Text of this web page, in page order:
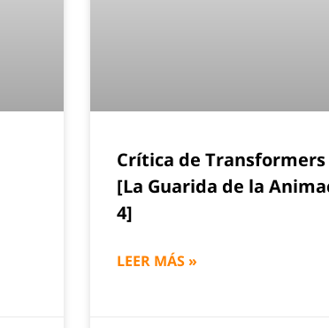
Crítica de Transformers
[La Guarida de la
4]
LEER MÁS »